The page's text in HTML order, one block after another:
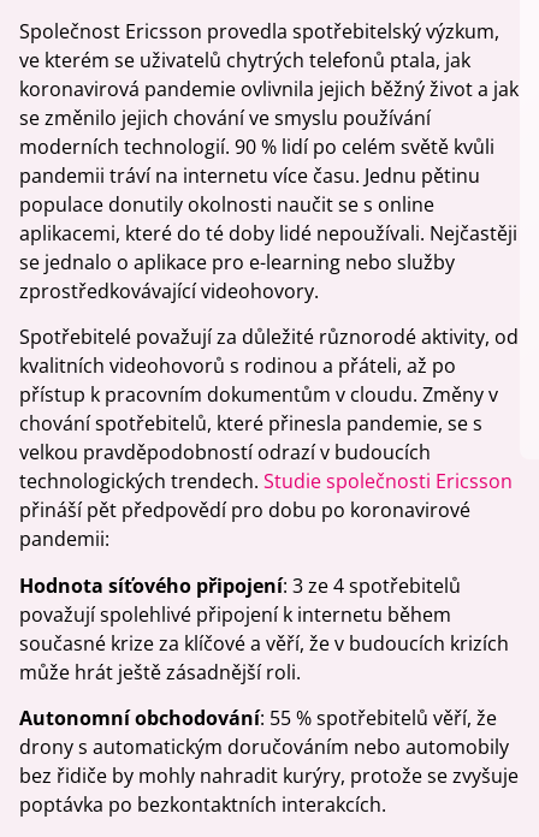
Společnost Ericsson provedla spotřebitelský výzkum,
ve kterém se uživatelů chytrých telefonů ptala, jak
koronavirová pandemie ovlivnila jejich běžný život a jak
se změnilo jejich chování ve smyslu používání
moderních technologií. 90 % lidí po celém světě kvůli
pandemii tráví na internetu více času. Jednu pětinu
populace donutily okolnosti naučit se s online
aplikacemi, které do té doby lidé nepoužívali. Nejčastěji
se jednalo o aplikace pro e-learning nebo služby
zprostředkovávající videohovory.
Spotřebitelé považují za důležité různorodé aktivity, od
kvalitních videohovorů s rodinou a přáteli, až po
přístup k pracovním dokumentům v cloudu. Změny v
chování spotřebitelů, které přinesla pandemie, se s
velkou pravděpodobností odrazí v budoucích
technologických trendech. Studie společnosti Ericsson
přináší pět předpovědí pro dobu po koronavirové
pandemii:
Hodnota síťového připojení: 3 ze 4 spotřebitelů
považují spolehlivé připojení k internetu během
současné krize za klíčové a věří, že v budoucích krizích
může hrát ještě zásadnější roli.
Autonomní obchodování: 55 % spotřebitelů věří, že
drony s automatickým doručováním nebo automobily
bez řidiče by mohly nahradit kurýry, protože se zvyšuje
poptávka po bezkontaktních interakcích.